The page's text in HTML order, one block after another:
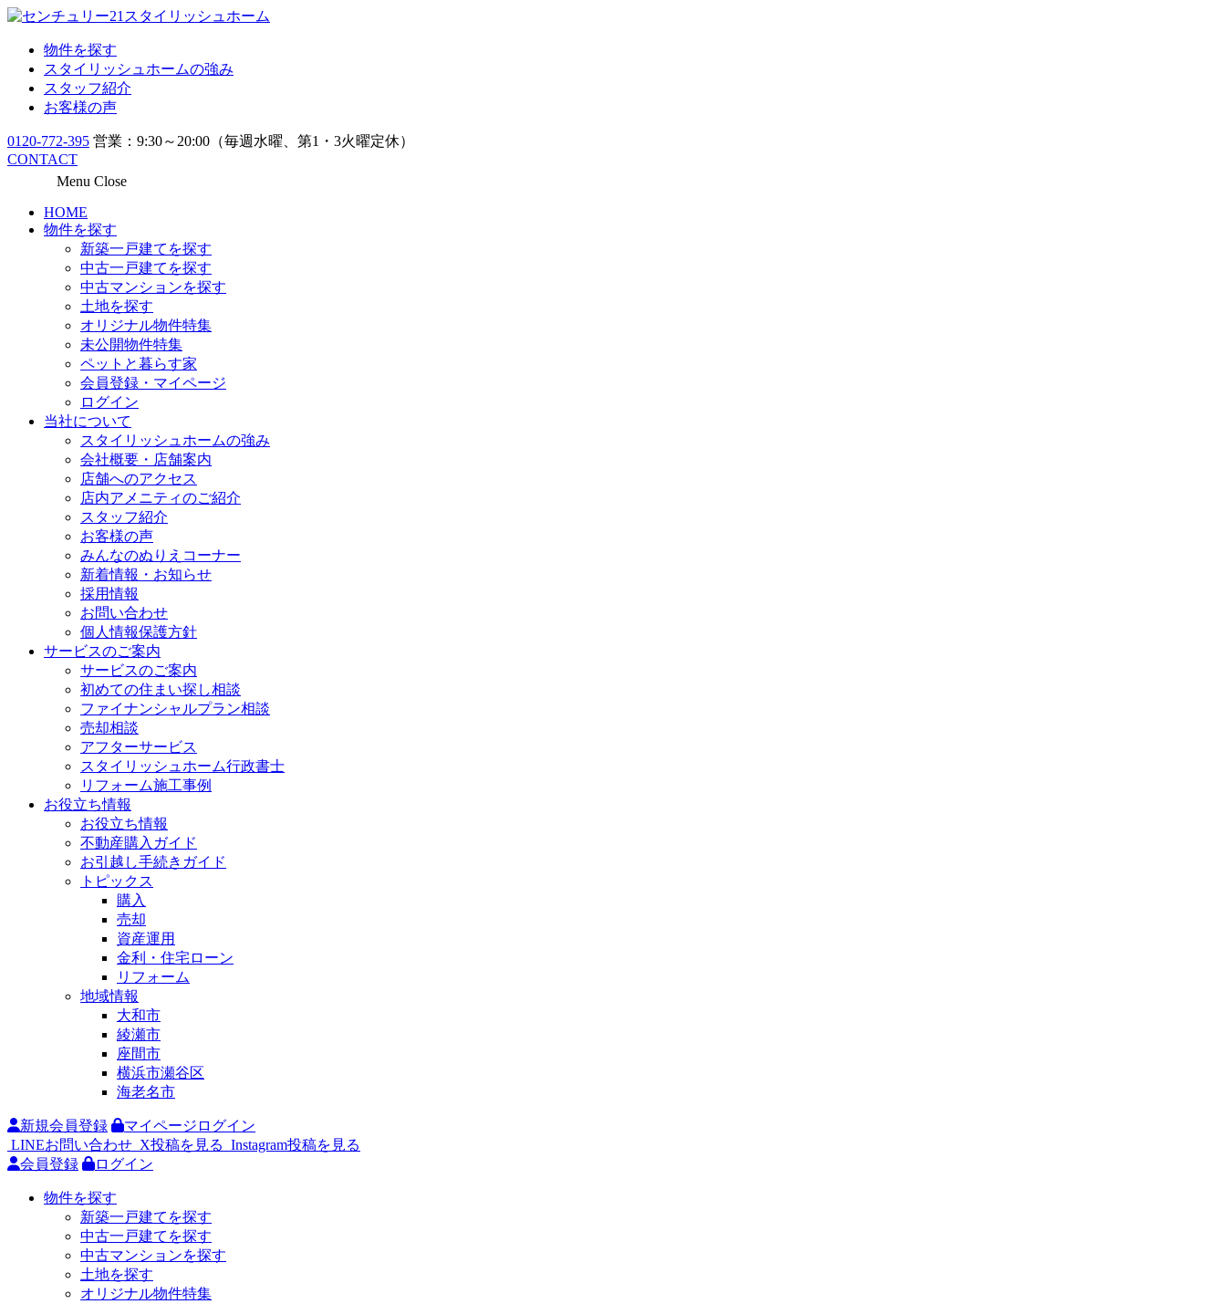
物件を探す
スタイリッシュホームの強み
スタッフ紹介
お客様の声
0120-772-395 営業：9:30～20:00（毎週水曜、第1・3火曜定休）
CONTACT
Menu Close
HOME
物件を探す
新築一戸建てを探す
中古一戸建てを探す
中古マンションを探す
土地を探す
オリジナル物件特集
未公開物件特集
ペットと暮らす家
会員登録・マイページ
ログイン
当社について
スタイリッシュホームの強み
会社概要・店舗案内
店舗へのアクセス
店内アメニティのご紹介
スタッフ紹介
お客様の声
みんなのぬりえコーナー
新着情報・お知らせ
採用情報
お問い合わせ
個人情報保護方針
サービスのご案内
サービスのご案内
初めての住まい探し相談
ファイナンシャルプラン相談
売却相談
アフターサービス
スタイリッシュホーム行政書士
リフォーム施工事例
お役立ち情報
お役立ち情報
不動産購入ガイド
お引越し手続きガイド
トピックス
購入
売却
資産運用
金利・住宅ローン
リフォーム
地域情報
大和市
綾瀬市
座間市
横浜市瀬谷区
海老名市
新規会員登録
マイページログイン
LINEお問い合わせ X投稿を見る Instagram投稿を見る
会員登録
ログイン
物件を探す
新築一戸建てを探す
中古一戸建てを探す
中古マンションを探す
土地を探す
オリジナル物件特集